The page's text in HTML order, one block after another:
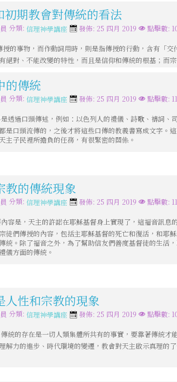
初期教會對傳統的看法
分類: 信理神學講座 發佈: 25 四月 2019 點擊數:
授的事物，而作動詞用時，則是指傳授的行動，含有「
絕對、不能改變的特性，而且是信仰和傳統的根基；而
的傳統
分類: 信理神學講座 發佈: 25 四月 2019 點擊數:
透過口頭傳述，例如：以色列人的禮儀、詩歌、禱詞、
是口頭流傳的，之後才將這些口傳的教義書寫成文字。
主子民裡所擔負的任務，有很緊密的關係。
教的傳統現象
分類: 信理神學講座 發佈: 25 四月 2019 點擊數:
容是，天主的許諾在耶穌基督身上實現了，這福音訊息
徒們傳授的內容，包括主耶穌基督的死亡和復活，和耶
統。除了福音之外，為了幫助信友們善度基督徒的生活
儀方面的傳統。
人性和宗教的現象
分類: 信理神學講座 發佈: 25 四月 2019 點擊數:
統的存在是一切人類集體所共有的事實，要靠著傳統才
解力的進步、時代環境的變遷，教會對天主啟示真理的